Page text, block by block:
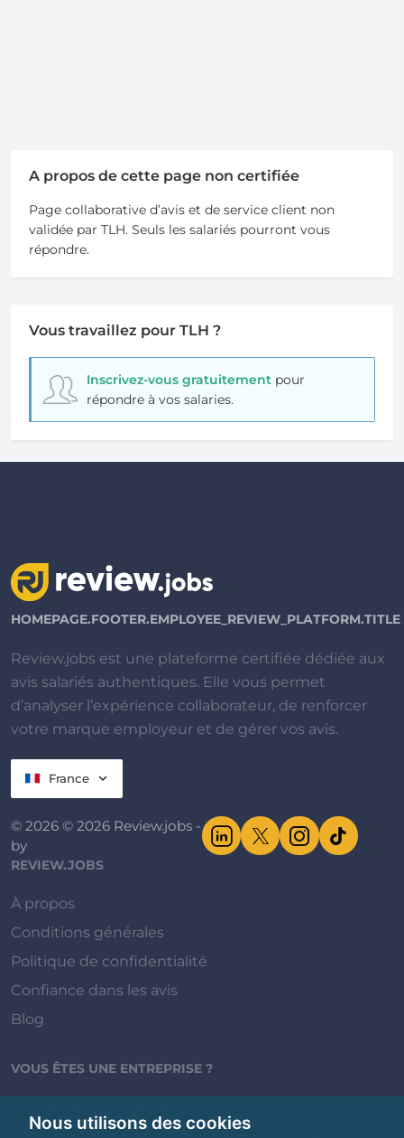
Nous utilisons des cookies
A propos de cette page non certifiée
Page collaborative d’avis et de service client non
validée par TLH. Seuls les salariés pourront vous
répondre.
Vous travaillez pour TLH ?
Inscrivez-vous gratuitementpour
répondre à vos salaries.
HOMEPAGE.FOOTER.EMPLOYEE_REVIEW_PLATFORM.TITLE
Review.jobs est une plateforme certifiée dédiée aux
avis salariés authentiques. Elle vous permet
d’analyser l’expérience collaborateur, de renforcer
votre marque employeur et de gérer vos avis.
France
© 2026 © 2026 Review.jobs -
by
REVIEW.JOBS
À propos
Conditions générales
Politique de confidentialité
Confiance dans les avis
Blog
VOUS ÊTES UNE ENTREPRISE ?